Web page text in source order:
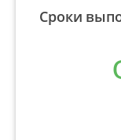
Сроки